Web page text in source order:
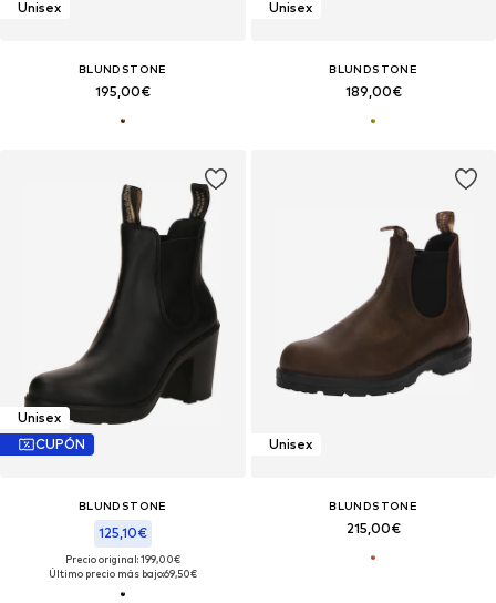
Unisex
BLUNDSTONE
195,00€
Unisex
BLUNDSTONE
189,00€
Unisex
CUPÓN
BLUNDSTONE
125,10€
Precio original: 199,00€
Último precio más bajo:69,50€
Unisex
BLUNDSTONE
215,00€